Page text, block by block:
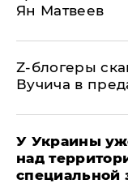
Ян Матвеев
Z-блогеры
Вучича в
У Украины
над
специальной